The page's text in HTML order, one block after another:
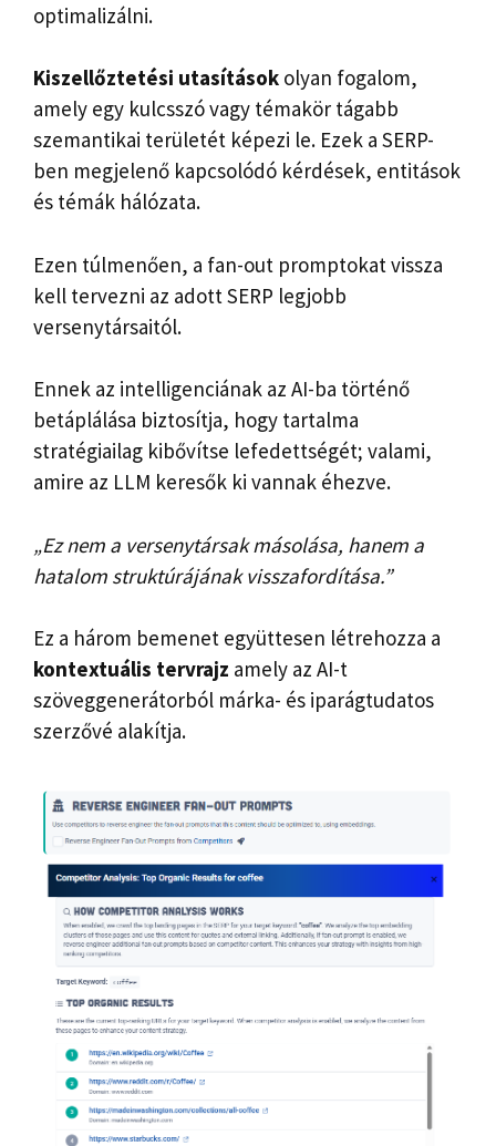
optimalizálni.
Kiszellőztetési utasítások olyan fogalom,
amely egy kulcsszó vagy témakör tágabb
szemantikai területét képezi le. Ezek a SERP-
ben megjelenő kapcsolódó kérdések, entitások
és témák hálózata.
Ezen túlmenően, a fan-out promptokat vissza
kell tervezni az adott SERP legjobb
versenytársaitól.
Ennek az intelligenciának az AI-ba történő
betáplálása biztosítja, hogy tartalma
stratégiailag kibővítse lefedettségét; valami,
amire az LLM keresők ki vannak éhezve.
„Ez nem a versenytársak másolása, hanem a
hatalom struktúrájának visszafordítása.”
Ez a három bemenet együttesen létrehozza a
kontextuális tervrajz amely az AI-t
szöveggenerátorból márka- és iparágtudatos
szerzővé alakítja.